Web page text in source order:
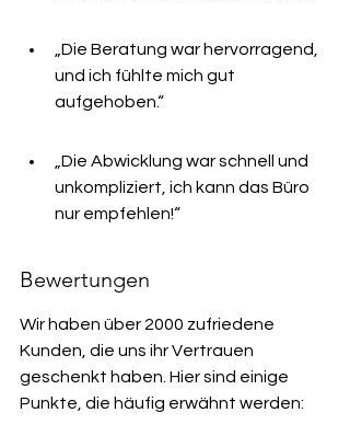
„Die Beratung war hervorragend,
und ich fühlte mich gut
aufgehoben.“
„Die Abwicklung war schnell und
unkompliziert, ich kann das Büro
nur empfehlen!“
Bewertungen
Wir haben über 2000 zufriedene
Kunden, die uns ihr Vertrauen
geschenkt haben. Hier sind einige
Punkte, die häufig erwähnt werden: